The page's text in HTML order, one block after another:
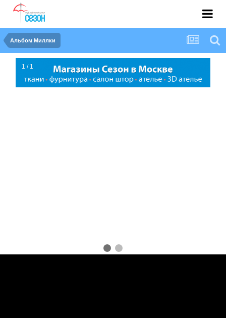
Альбом Миллки
1 / 1